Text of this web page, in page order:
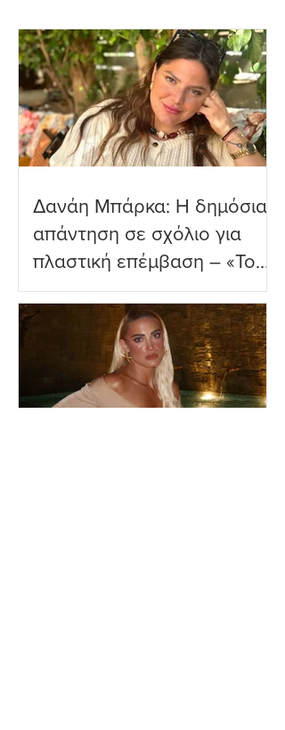
Δανάη Μπάρκα: Η δημόσια
απάντηση σε σχόλιο για
πλαστική επέμβαση – «Το
ωραιότερο σχόλιο που